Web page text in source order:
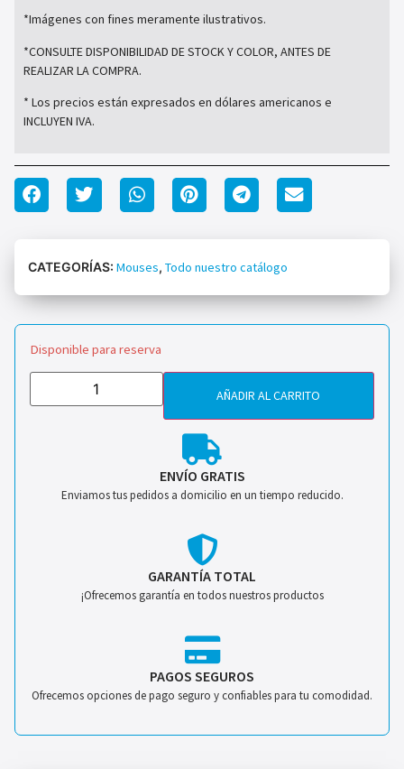
*Imágenes con fines meramente ilustrativos.
*CONSULTE DISPONIBILIDAD DE STOCK Y COLOR, ANTES DE
REALIZAR LA COMPRA.
* Los precios están expresados en dólares americanos e
INCLUYEN IVA.
CATEGORÍAS: Mouses, Todo nuestro catálogo
Disponible para reserva
AÑADIR AL CARRITO
ENVÍO GRATIS
Enviamos tus pedidos a domicilio en un tiempo reducido.
GARANTÍA TOTAL
¡Ofrecemos garantía en todos nuestros productos
PAGOS SEGUROS
Ofrecemos opciones de pago seguro y confiables para tu comodidad.